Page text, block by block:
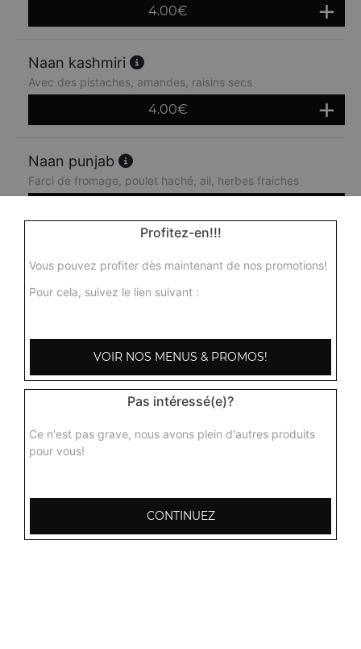
4.00€
Naan kashmiri
Avec des pistaches, amandes, raisins secs
4.00€
Naan punjab
Farci de fromage, poulet haché, ail, herbes fraiches
Naan spicy
Profitez-en!!!
Vous pouvez profiter dès maintenant de nos promotions!
Pour cela, suivez le lien suivant :
VOIR NOS MENUS & PROMOS!
Pas intéressé(e)?
Ce n'est pas grave, nous avons plein d'autres produits
pour vous!
CONTINUEZ